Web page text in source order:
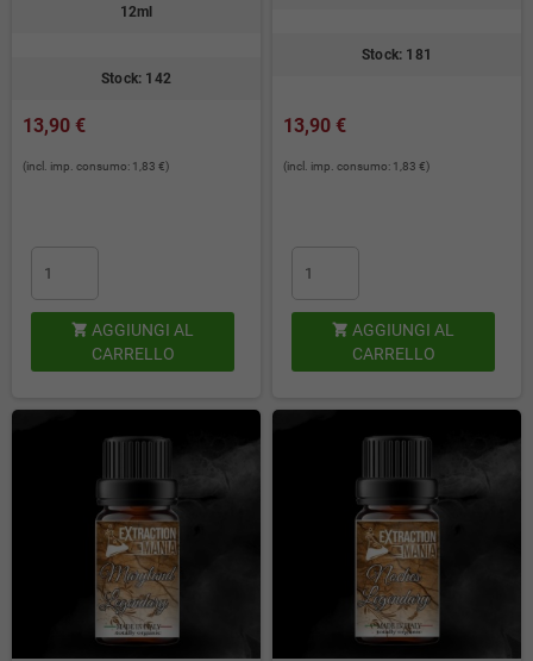
12ml
Stock: 142
13,90 €
(incl. imp. consumo: 1,83 €)
 AGGIUNGI AL
CARRELLO
Stock: 181
13,90 €
(incl. imp. consumo: 1,83 €)
 AGGIUNGI AL
CARRELLO